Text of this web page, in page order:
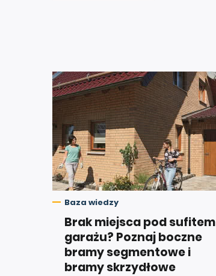
Baza wiedzy
Brak miejsca pod sufitem
garażu? Poznaj boczne
bramy segmentowe i
bramy skrzydłowe